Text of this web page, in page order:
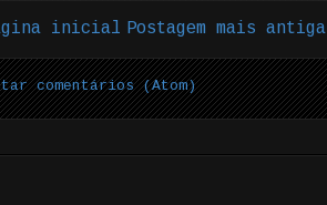
Postagem mais antiga
inicial
comentários (Atom)